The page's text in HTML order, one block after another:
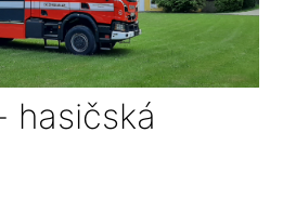
hasičská